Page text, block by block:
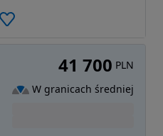
41 700 PLN
W granicach średniej